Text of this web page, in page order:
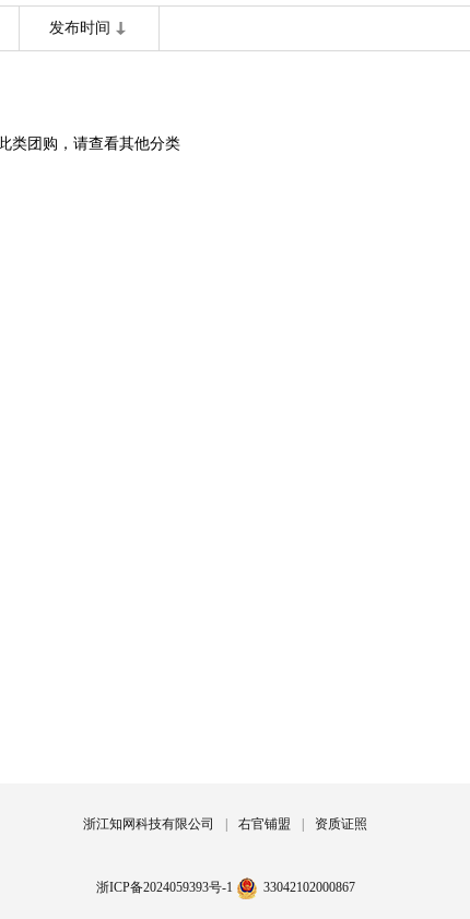
发布时间
类团购，请查看其他分类
浙江知网科技有限公司 右官铺盟 资质证照
浙ICP备2024059393号-1 33042102000867